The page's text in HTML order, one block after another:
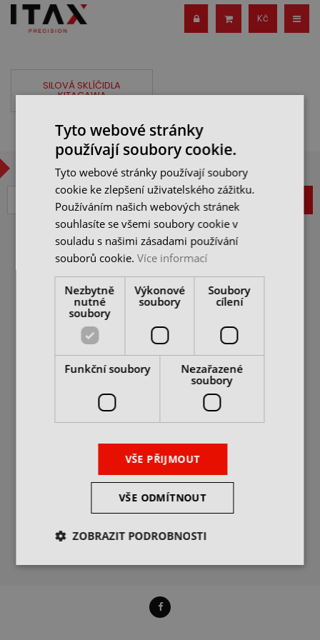
Kč
SILOVÁ SKLÍČIDLA
KITAGAWA
CHCETE BÝT V OBRAZE?
ZAREGISTROVAT
ITAX PRECISION s.r.o.
Freyova 983/25,
VŠEOBECNÉ OBCHODNÍ
JAK NAKUPOVAT
REKLAMAČNÍ ŘÁD
OCHRANA OSOBNÍCH
PODROBNĚ O COOKIES
VÝDEJ ZBOŽÍ
PROVOZNÍ DOBA
Tyto webové stránky
používají soubory cookie.
Tyto webové stránky používají soubory
cookie ke zlepšení uživatelského zážitku.
Používáním našich webových stránek
souhlasíte se všemi soubory cookie v
souladu s našimi zásadami používání
souborů cookie.Více informací
Nezbytně
nutné
soubory
Výkonové
soubory
Soubory
cílení
Funkční soubory
Nezařazené
soubory
VŠE PŘIJMOUT
VŠE ODMÍTNOUT
ZOBRAZIT PODROBNOSTI